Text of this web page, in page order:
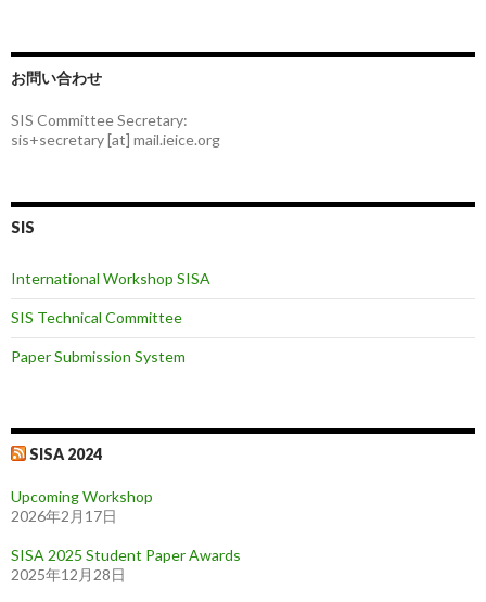
お問い合わせ
SIS Committee Secretary:
sis+secretary [at] mail.ieice.org
SIS
International Workshop SISA
SIS Technical Committee
Paper Submission System
SISA 2024
Upcoming Workshop
2026年2月17日
SISA 2025 Student Paper Awards
2025年12月28日